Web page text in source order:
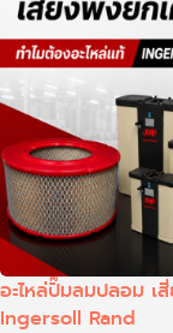
อะไหล่ปั๊มลมปลอม เ
Ingersoll Rand